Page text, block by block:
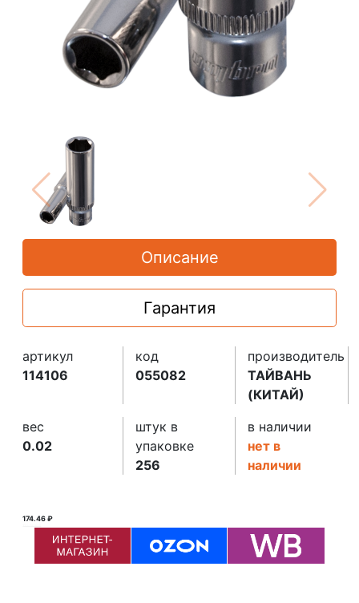
Описание
Гарантия
артикул
114106
код
055082
производитель
ТАЙВАНЬ
(КИТАЙ)
вес
0.02
штук в
упаковке
256
в наличии
нет в
наличии
174.46 ₽